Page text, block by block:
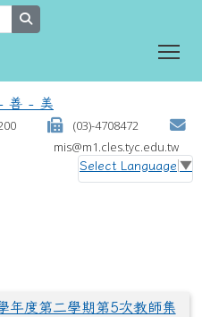
(03)-4708472
mis@m1.cles.tyc.edu.tw
Select Language ▼
年度第二學期第5次教師集